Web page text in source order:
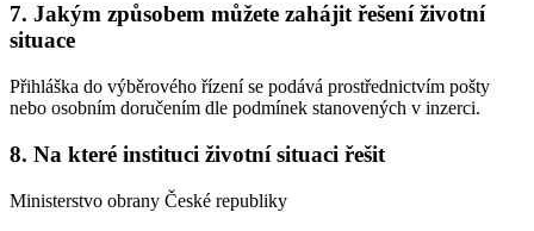
7. Jakým způsobem můžete zahájit řešení životní
situace
Přihláška do výběrového řízení se podává prostřednictvím pošty
nebo osobním doručením dle podmínek stanovených v inzerci.
8. Na které instituci životní situaci řešit
Ministerstvo obrany České republiky